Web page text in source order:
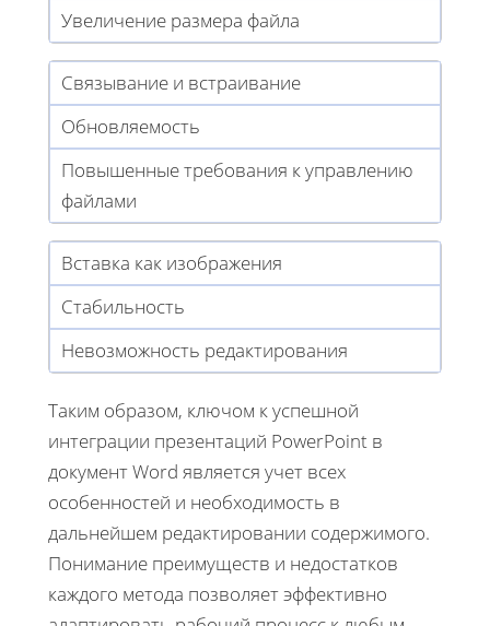
Увеличение размера файла
Связывание и встраивание
Обновляемость
Повышенные требования к управлению
файлами
Вставка как изображения
Стабильность
Невозможность редактирования
Таким образом, ключом к успешной
интеграции презентаций PowerPoint в
документ Word является учет всех
особенностей и необходимость в
дальнейшем редактировании содержимого.
Понимание преимуществ и недостатков
каждого метода позволяет эффективно